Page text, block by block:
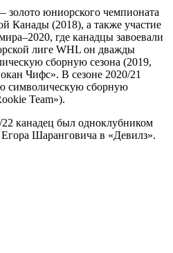
юниорского чемпионата
Канады (2018), а также участие
где канадцы завоевали
лиге WHL он дважды
сборную сезона (2019,
Чифс». В сезоне 2020/21
символическую сборную
Team»).
канадец был одноклубником
Шаранговича в «Девилз».